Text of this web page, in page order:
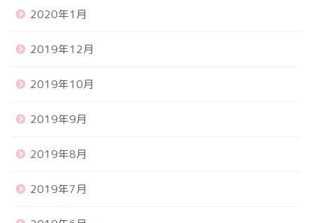
2020年1月
2019年12月
2019年10月
2019年9月
2019年8月
2019年7月